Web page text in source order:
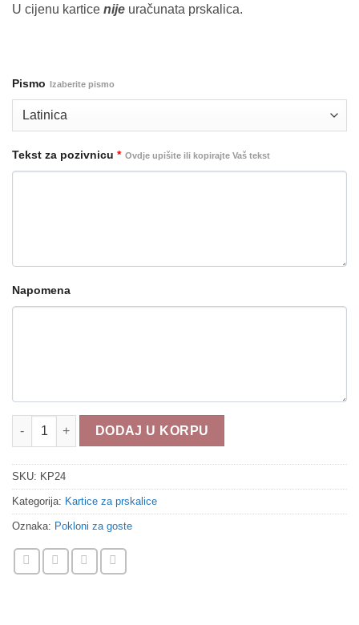
U cijenu kartice nije uračunata prskalica.
Pismo Izaberite pismo
Tekst za pozivnicu * Ovdje upišite ili kopirajte Vaš tekst
Napomena
Kartice za prskalice KP24 količina
DODAJ U KORPU
SKU: KP24
Kategorija: Kartice za prskalice
Oznaka: Pokloni za goste